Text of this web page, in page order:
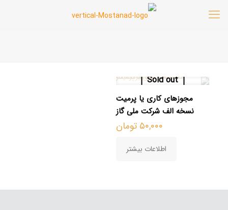
Sold out
مجوزهای کاری یا پرمیت
نسخه الف شرکت ملی گاز
۵۰,۰۰۰ تومان
اطلاعات بیشتر